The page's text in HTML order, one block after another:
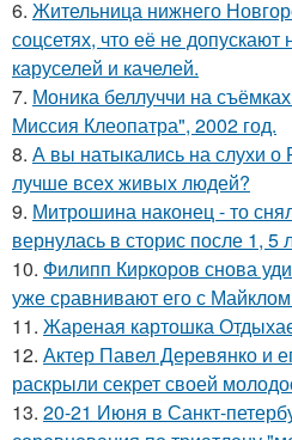
6. Жительница нижнего
соцсетях, что её не
каруселей и качелей.
7. Моника беллуччи на
Миссия Клеопатра", 2002 год.
8. А вы натыкались на слухи о
лучше всех живых людей?
9. Митрошина наконец - то
вернулась в сторис после 1, 5
10. Филипп Киркоров снова
уже сравнивают его с
11. Жареная картошка
12. Актер Павел Деревянко и
раскрыли секрет своей
13. 20-21 Июня в Санкт-